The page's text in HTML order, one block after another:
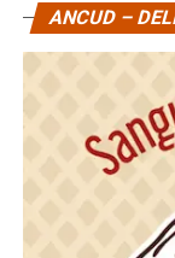
ANCUD –